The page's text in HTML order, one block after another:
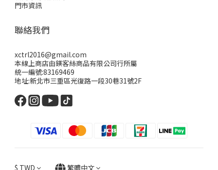
門市資訊
聯絡我們
xctrl2016@gmail.com
本線上商店由鎂客絲商品有限公司行所屬
統一編號:83169469
地址:新北市三重區光復路一段30巷31號2F
$ TWD 繁體中文